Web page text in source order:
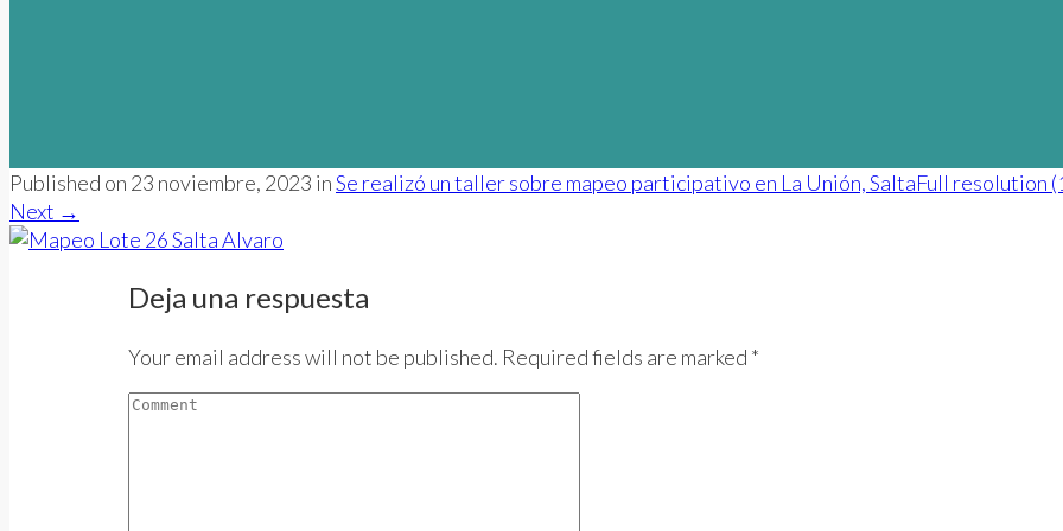
Published on 23 noviembre, 2023 inSe realizó un taller sobre mapeo participativo en La Unión, SaltaFull resolution
Next →
Deja una respuesta
Your email address will not be published. Required fields are marked *